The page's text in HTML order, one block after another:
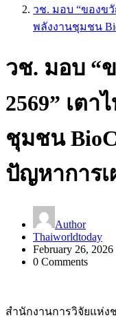
วช. มอบ “ของขวั
พลังงานชุมชน
วช. มอบ “
2569” เตา
ชุมชน
ปัญหาการ
Author
Thaiworldtoday
February 26, 2026
0 Comments
สำนักงานการวิจัยแห่ง